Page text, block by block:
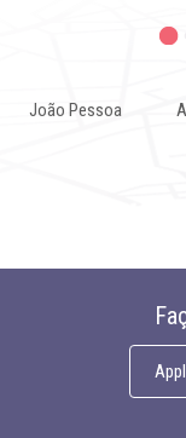
João Pessoa